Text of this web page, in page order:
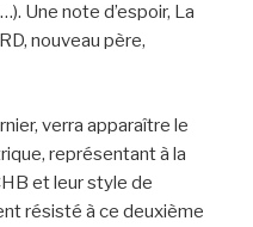
Une note d’espoir, La
nouveau père,
verra apparaître le
représentant à la
et leur style de
résisté à ce deuxième